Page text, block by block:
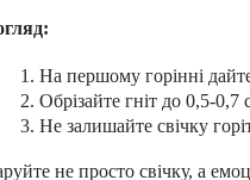
На першому горінні
Обрізайте гніт до 0,5-
Не залишайте свічку
не просто свічку, а